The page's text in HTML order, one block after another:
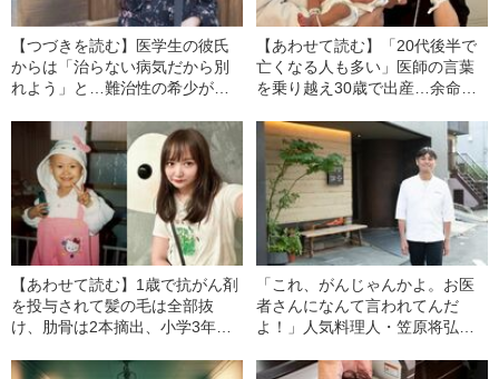
【つづきを読む】医学生の彼氏
からは「治らない病気だから別
れよう」と…難治性の希少がん
きた、異性からかけられた“ひど
すぎる言葉”
【あわせて読む】「20代後半で
亡くなる人も多い」医師の言葉
を乗り越え30歳で出産…余命宣
による“子育て”の実情
【あわせて読む】1歳で抗がん剤
を投与されて髪の毛は全部抜
け、肋骨は2本摘出、小学3年生
界で2番目にきつい抗がん剤」の
「これ、がんじゃんかよ。お医
者さんになんて言われてんだ
よ！」人気料理人・笠原将弘が
と診断された瞬間”